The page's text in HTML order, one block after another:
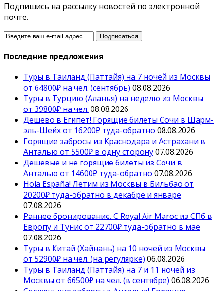
Подпишись на рассылку новостей по электронной
почте.
Последние предложения
Туры в Таиланд (Паттайя) на 7 ночей из Москвы
от 64800₽ на чел. (сентябрь) 08.08.2026
Туры в Турцию (Аланья) на неделю из Москвы
от 39800₽ на чел. 08.08.2026
Дешево в Египет! Горящие билеты Сочи в Шарм-
эль-Шейх от 16200₽ туда-обратно 08.08.2026
Горящие забросы из Краснодара и Астрахани в
Анталью от 5500₽ в одну сторону07.08.2026
Дешевые и не горящие билеты из Сочи в
Анталью от 14600₽ туда-обратно 07.08.2026
Hola España! Летим из Москвы в Бильбао от
20200₽ туда-обратно в декабре и январе
07.08.2026
Раннее бронирование. С Royal Air Maroc из СПб в
Европу и Тунис от 22700₽ туда-обратно в мае
07.08.2026
Туры в Китай (Хайнань) на 10 ночей из Москвы
от 52900₽ на чел. (на регулярке) 06.08.2026
Туры в Таиланд (Паттайя) на 7 и 11 ночей из
Москвы от 66500₽ на чел. (в сентябре) 06.08.2026